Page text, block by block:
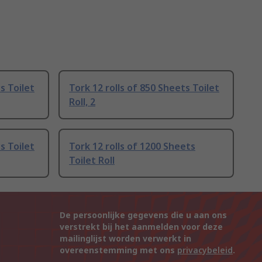
Toilet
Tork 12 rolls of 850 Sheets Toilet
Roll, 2
Toilet
Tork 12 rolls of 1200 Sheets
Toilet Roll
De persoonlijke gegevens die u aan ons
verstrekt bij het aanmelden voor deze
mailinglijst worden verwerkt in
overeenstemming met ons privacybeleid.